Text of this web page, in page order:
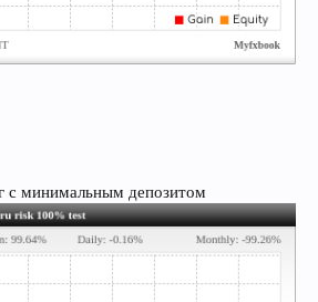
с минимальным депозитом